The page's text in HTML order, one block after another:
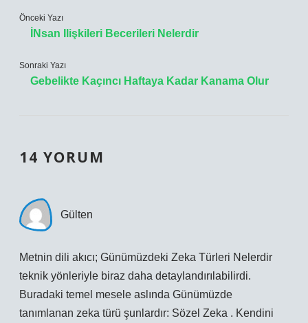
Önceki Yazı
İNsan Ilişkileri Becerileri Nelerdir
Sonraki Yazı
Gebelikte Kaçıncı Haftaya Kadar Kanama Olur
14 YORUM
Gülten
Metnin dili akıcı; Günümüzdeki Zeka Türleri Nelerdir
teknik yönleriyle biraz daha detaylandırılabilirdi.
Buradaki temel mesele aslında Günümüzde
tanımlanan zeka türü şunlardır: Sözel Zeka . Kendini